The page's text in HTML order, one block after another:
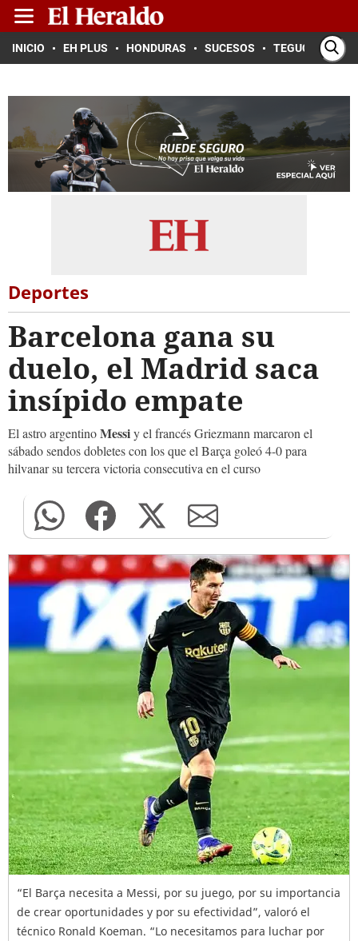
INICIO EH PLUS HONDURAS SUCESOS TEGUCIGALPA
Deportes
Barcelona gana su
duelo, el Madrid saca
insípido empate
El astro argentinoMessiy el francés Griezmann marcaron el
sábado sendos dobletes con los que el Barça goleó 4-0 para
hilvanar su tercera victoria consecutiva en el curso
“El Barça necesita a Messi, por su juego, por su importancia
de crear oportunidades y por su efectividad”, valoró el
técnico Ronald Koeman. “Lo necesitamos para luchar por